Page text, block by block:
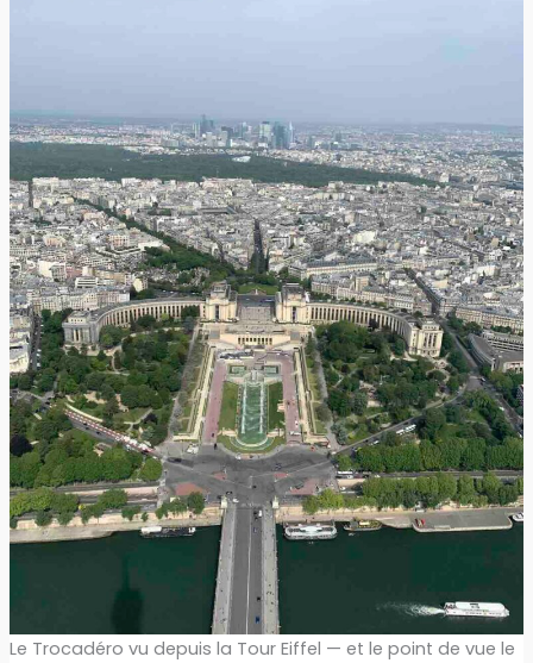
Le Trocadéro vu depuis la Tour Eiffel — et le point de vue le